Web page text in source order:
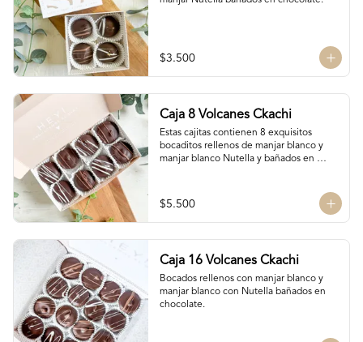
$3.500
Caja 8 Volcanes Ckachi
Estas cajitas contienen 8 exquisitos
bocaditos rellenos de manjar blanco y
manjar blanco Nutella y bañados en
¡Nada mejor que un poco de dulzura para
alegrarles el día! 🍫✨
$5.500
Caja 16 Volcanes Ckachi
Bocados rellenos con manjar blanco y
manjar blanco con Nutella bañados en
chocolate.